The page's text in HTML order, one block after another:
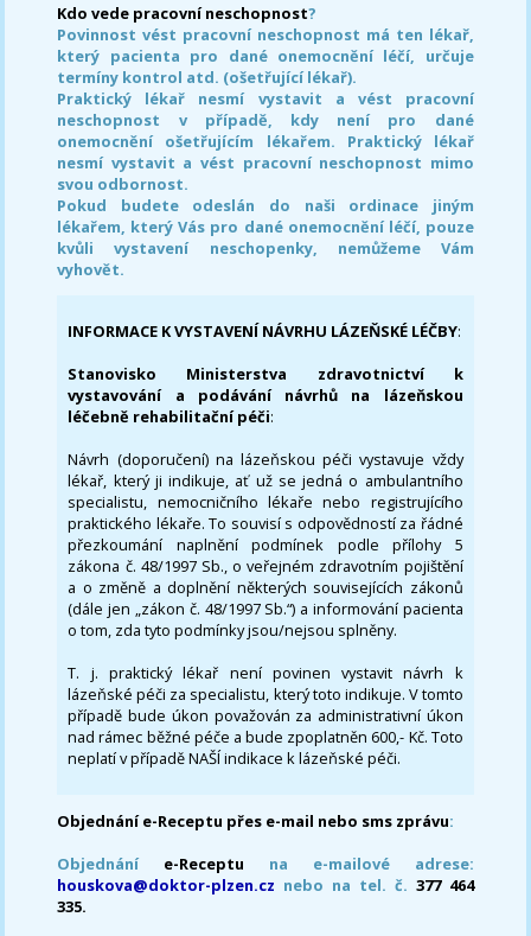
Kdo vede pracovní neschopnost?
Povinnost vést pracovní neschopnost má ten lékař,
který pacienta pro dané onemocnění léčí, určuje
termíny kontrol atd. (ošetřující lékař).
Praktický lékař nesmí vystavit a vést pracovní
neschopnost v případě, kdy není pro dané
onemocnění ošetřujícím lékařem. Praktický lékař
nesmí vystavit a vést pracovní neschopnost mimo
svou odbornost.
Pokud budete odeslán do naši ordinace jiným
lékařem, který Vás pro dané onemocnění léčí, pouze
kvůli vystavení neschopenky, nemůžeme Vám
vyhovět.
INFORMACE K VYSTAVENÍ NÁVRHU LÁZEŇSKÉ LÉČBY:
Stanovisko Ministerstva zdravotnictví k
vystavování a podávání návrhů na lázeňskou
léčebně rehabilitační péči:
Návrh (doporučení) na lázeňskou péči vystavuje vždy
lékař, který ji indikuje, ať už se jedná o ambulantního
specialistu, nemocničního lékaře nebo registrujícího
praktického lékaře. To souvisí s odpovědností za řádné
přezkoumání naplnění podmínek podle přílohy 5
zákona č. 48/1997 Sb., o veřejném zdravotním pojištění
a o změně a doplnění některých souvisejících zákonů
(dále jen „zákon č. 48/1997 Sb.“) a informování pacienta
o tom, zda tyto podmínky jsou/nejsou splněny.
T. j. praktický lékař není povinen vystavit návrh k
lázeňské péči za specialistu, který toto indikuje. V tomto
případě bude úkon považován za administrativní úkon
nad rámec běžné péče a bude zpoplatněn 600,- Kč. Toto
neplatí v případě NAŠÍ indikace k lázeňské péči.
Objednání e-Receptu přes e-mail nebo sms zprávu:
Objednání e-Receptu na e-mailové adrese:
houskova@doktor-plzen.cz nebo na tel. č. 377 464
335.